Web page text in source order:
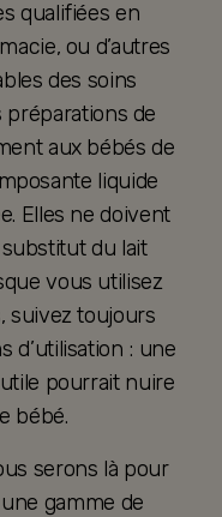
qualifiées en
ou d’autres
des soins
préparations de
aux bébés de
liquide
Elles ne doivent
du lait
vous utilisez
suivez toujours
d’utilisation : une
pourrait nuire
bébé.
serons là pour
gamme de